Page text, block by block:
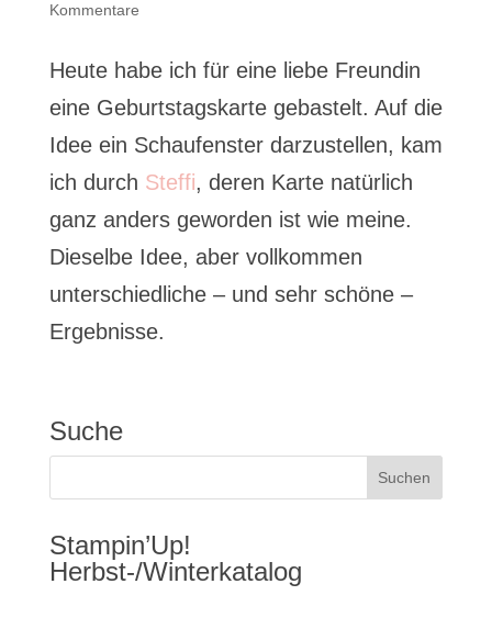
Kommentare
Heute habe ich für eine liebe Freundin
eine Geburtstagskarte gebastelt. Auf die
Idee ein Schaufenster darzustellen, kam
ich durch Steffi, deren Karte natürlich
ganz anders geworden ist wie meine.
Dieselbe Idee, aber vollkommen
unterschiedliche – und sehr schöne –
Ergebnisse.
Suche
Stampin’Up!
Herbst-/Winterkatalog